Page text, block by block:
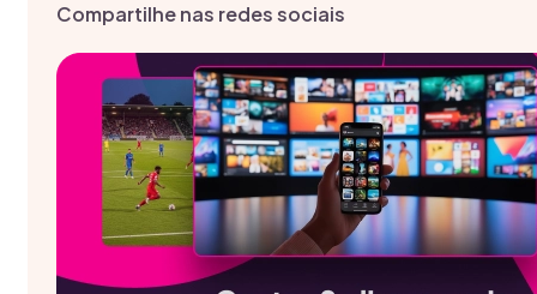
Compartilhe nas redes sociais